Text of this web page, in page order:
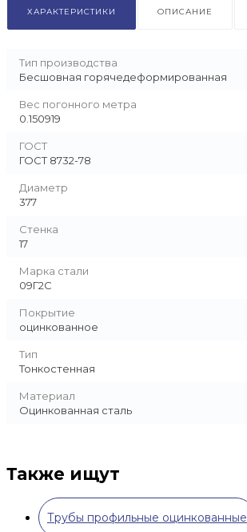
ХАРАКТЕРИСТИКИ ОПИСАНИЕ
Тип производства
Бесшовная горячедеформированная
Вес погонного метра
0.150919
ГОСТ
ГОСТ 8732-78
Диаметр
377
Стенка
17
Марка стали
09Г2С
Покрытие
оцинкованное
Тип
Тонкостенная
Материал
Оцинкованная сталь
Также ищут
Трубы профильные оцинкованные